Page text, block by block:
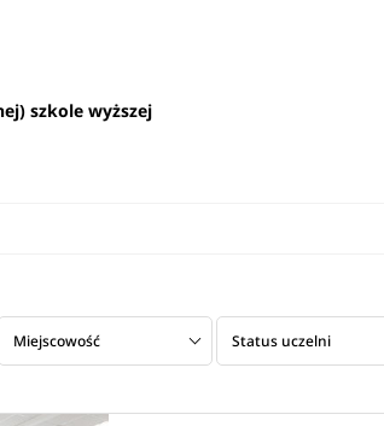
szkole wyższej
Miejscowość Status uczelni